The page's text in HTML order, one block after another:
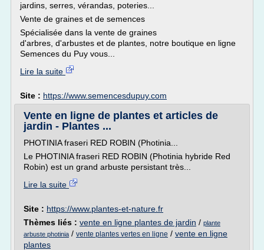
jardins, serres, vérandas, poteries...
Vente de graines et de semences
Spécialisée dans la vente de graines
d'arbres, d'arbustes et de plantes, notre boutique en ligne
Semences du Puy vous...
Lire la suite
Site : https://www.semencesdupuy.com
Vente en ligne de plantes et articles de
jardin - Plantes ...
PHOTINIA fraseri RED ROBIN (Photinia...
Le PHOTINIA fraseri RED ROBIN (Photinia hybride Red
Robin) est un grand arbuste persistant très...
Lire la suite
Site : https://www.plantes-et-nature.fr
Thèmes liés : vente en ligne plantes de jardin / plante
arbuste photinia / vente plantes vertes en ligne / vente en ligne
plantes